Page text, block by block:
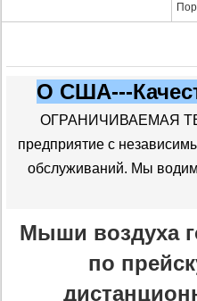
О США---
ОГРАНИЧИВАЕМАЯ
предприятие с
обслуживаний. Мы
Мыши воздуха
по